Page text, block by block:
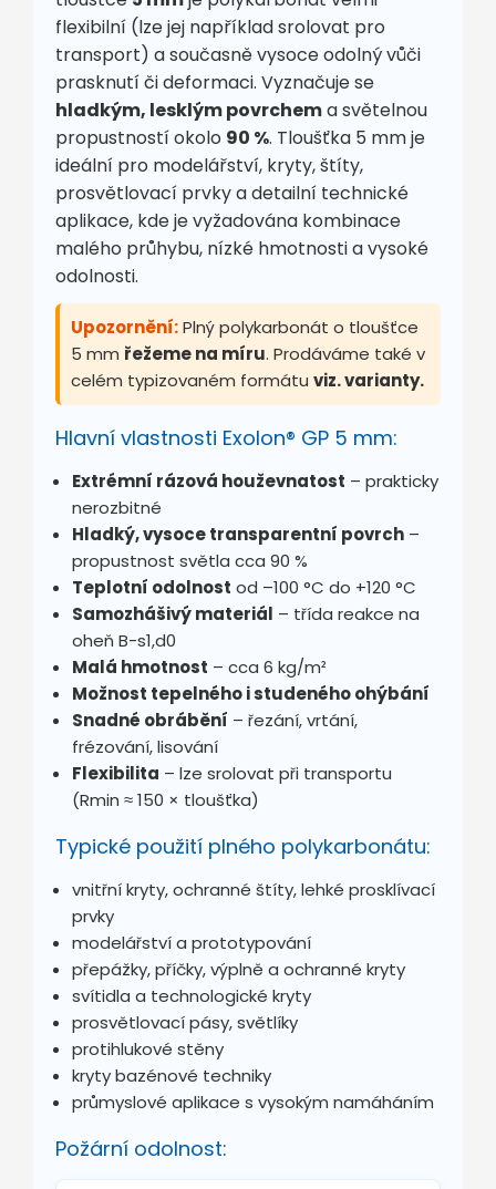
flexibilní (lze jej například srolovat pro
transport) a současně vysoce odolný vůči
prasknutí či deformaci. Vyznačuje se
hladkým, lesklým povrchema světelnou
propustností okolo 90 %. Tloušťka 5 mm je
ideální pro modelářství, kryty, štíty,
prosvětlovací prvky a detailní technické
aplikace, kde je vyžadována kombinace
malého průhybu, nízké hmotnosti a vysoké
odolnosti.
Upozornění:Plný polykarbonát o tloušťce
5 mm řežeme na míru. Prodáváme také v
celém typizovaném formátu viz. varianty.
Hlavní vlastnosti Exolon® GP 5 mm:
Extrémní rázová houževnatost – prakticky
nerozbitné
Hladký, vysoce transparentní povrch –
propustnost světla cca 90 %
Teplotní odolnost od –100 °C do +120 °C
Samozhášivý materiál – třída reakce na
oheň B-s1,d0
Malá hmotnost – cca 6 kg/m²
Možnost tepelného i studeného ohýbání
Snadné obrábění – řezání, vrtání,
frézování, lisování
Flexibilita – lze srolovat při transportu
(Rmin ≈ 150 × tloušťka)
Typické použití plného polykarbonátu:
vnitřní kryty, ochranné štíty, lehké prosklívací
prvky
modelářství a prototypování
přepážky, příčky, výplně a ochranné kryty
svítidla a technologické kryty
prosvětlovací pásy, světlíky
protihlukové stěny
kryty bazénové techniky
průmyslové aplikace s vysokým namáháním
Požární odolnost: